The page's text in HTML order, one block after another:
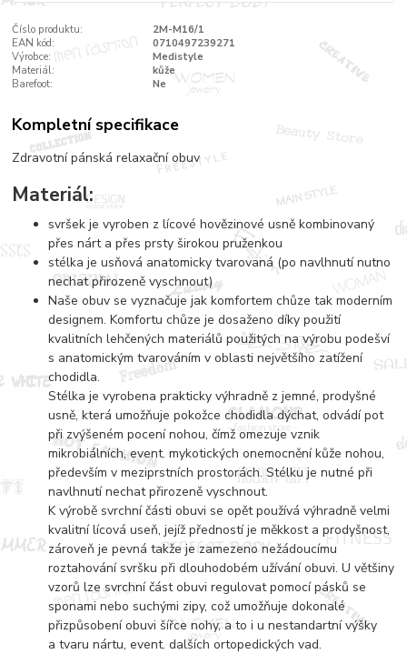
Číslo produktu:
2M-M16/1
EAN kód:
0710497239271
Výrobce:
Medistyle
Materiál:
kůže
Barefoot:
Ne
Kompletní specifikace
Zdravotní pánská relaxační obuv
Materiál:
svršek je vyroben z lícové hovězinové usně kombinovaný
přes nárt a přes prsty širokou pruženkou
stélka je usňová anatomicky tvarovaná (po navlhnutí nutno
nechat přirozeně vyschnout)
Naše obuv se vyznačuje jak komfortem chůze tak moderním
designem. Komfortu chůze je dosaženo díky použití
kvalitních lehčených materiálů použitých na výrobu podešví
s anatomickým tvarováním v oblasti největšího zatížení
chodidla.
Stélka je vyrobena prakticky výhradně z jemné, prodyšné
usně, která umožňuje pokožce chodidla dýchat, odvádí pot
při zvýšeném pocení nohou, čímž omezuje vznik
mikrobiálních, event. mykotických onemocnění kůže nohou,
především v meziprstních prostorách. Stélku je nutné při
navlhnutí nechat přirozeně vyschnout.
K výrobě svrchní části obuvi se opět používá výhradně velmi
kvalitní lícová useň, jejíž předností je měkkost a prodyšnost,
zároveň je pevná takže je zamezeno nežádoucímu
roztahování svršku při dlouhodobém užívání obuvi. U většiny
vzorů lze svrchní část obuvi regulovat pomocí pásků se
sponami nebo suchými zipy, což umožňuje dokonalé
přizpůsobení obuvi šířce nohy, a to i u nestandartní výšky
a tvaru nártu, event. dalších ortopedických vad.